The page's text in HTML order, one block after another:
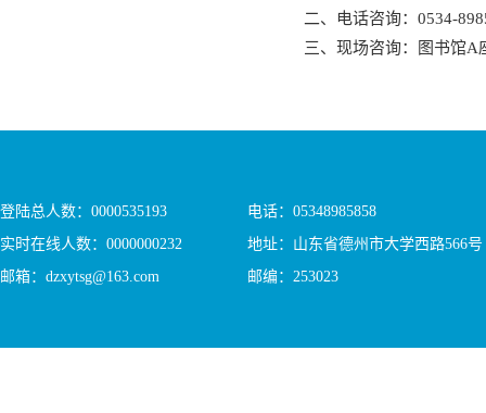
二、电话咨询：0534-
三、现场咨询：图书馆A
登陆总人数： 0000535193
实时在线人数： 0000000232
邮箱：dzxytsg@163.com
电话：05348985858
地址：山东省德州市大学西路566号
邮编：253023